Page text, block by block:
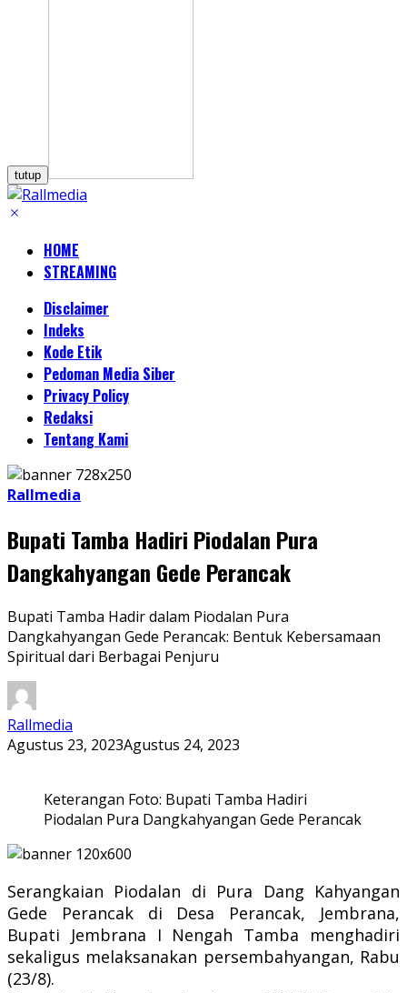
tutup
HOME
STREAMING
Disclaimer
Indeks
Kode Etik
Pedoman Media Siber
Privacy Policy
Redaksi
Tentang Kami
Rallmedia
Bupati Tamba Hadiri Piodalan Pura
Dangkahyangan Gede Perancak
Bupati Tamba Hadir dalam Piodalan Pura
Dangkahyangan Gede Perancak: Bentuk Kebersamaan
Spiritual dari Berbagai Penjuru
Rallmedia
Agustus 23, 2023Agustus 24, 2023
Keterangan Foto: Bupati Tamba Hadiri
Piodalan Pura Dangkahyangan Gede Perancak
Serangkaian Piodalan di Pura Dang Kahyangan
Gede Perancak di Desa Perancak, Jembrana,
Bupati Jembrana I Nengah Tamba menghadiri
sekaligus melaksanakan persembahyangan, Rabu
(23/8).